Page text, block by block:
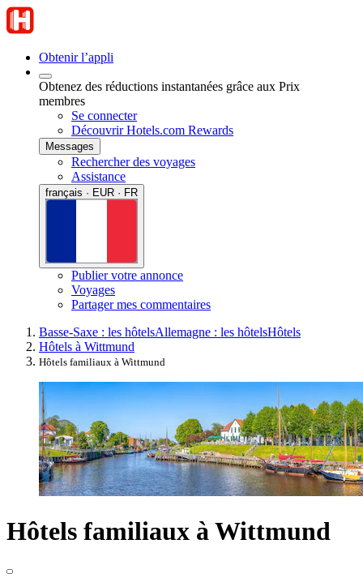
Obtenir l’appli
Obtenez des réductions instantanées grâce aux Prix
membres
Se connecter
Découvrir Hotels.com Rewards
Messages
Rechercher des voyages
Assistance
français · EUR · FR
Publier votre annonce
Voyages
Partager mes commentaires
Basse-Saxe : les hôtelsAllemagne : les hôtelsHôtels
Hôtels à Wittmund
Hôtels familiaux à Wittmund
Hôtels familiaux à Wittmund